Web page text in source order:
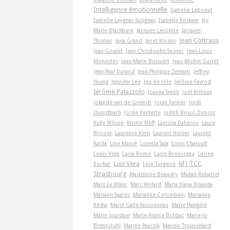
Intelligence émotionnelle Isabelle Leboeuf
Isabelle Leygnac-Solignac Isabelle Roskam Ivy
Marie Blackburn
Jacques Lecomte Jacques
Thomas Jana Grand Janet Klosko Jean Cottraux
Jean Goulet Jean-Christophe Seznec Jean-Louis
Monestès Jean-Marie Boisvert Jean-Michel Gurret
Jean-Paul Durand
Jean-Philippe Zermati
Jeffrey
Young Jennifer Lee Jeu de rôle Jérôme Favrod
Jérôme Palazzolo Joanna Smith
Joël Billieux
Jolande van de Griendt Joran Farnier Jordi
Quoidbach
Josée Veillette Judith Brisot-Dubois
Kelly Wilson
Kristin Neff Laetizia Dahéron
Laure
Bricout Laurence Kern Laurent Holzer Laurent
Karila
Line Massé Loretta Sala
Louis Chaloult
Louis Vera
Lucia Romo Lucie Brousseau
Lucien
Rochat Luis Vera Lyse Turgeon
M1 TCC
Strasbourg Madeleine Beaudry Magali Rebattel
Marc Le Blanc Marc Willard
Maria Elena Brianda
Mariann Suarez Marianne Colombani
Marianne
Kédia
Marie Gallé-Tessonneau
Marie Haegelé
Marie Jourdain
Marie-France Bolduc Marie-Jo
Brennstuhl
Marine Paucsik Marion Trousselard